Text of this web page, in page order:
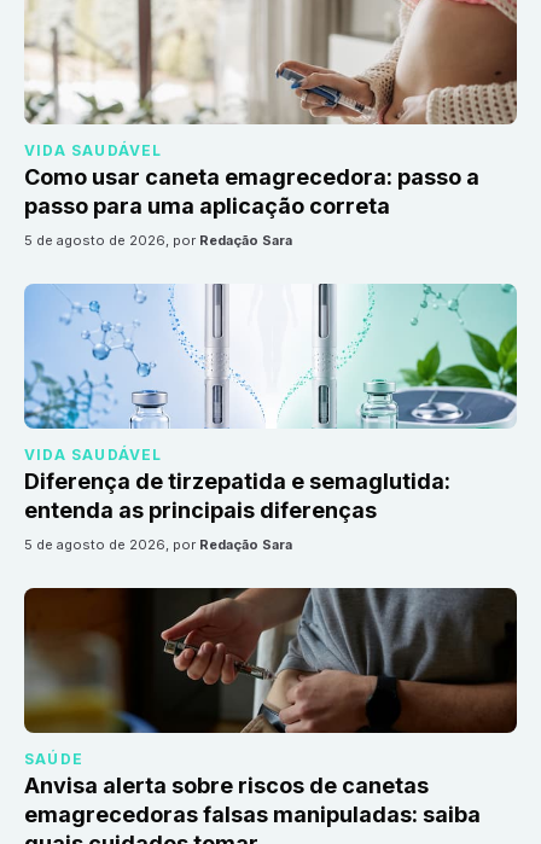
VIDA SAUDÁVEL
Como usar caneta emagrecedora: passo a
passo para uma aplicação correta
5 de agosto de 2026, por Redação Sara
VIDA SAUDÁVEL
Diferença de tirzepatida e semaglutida:
entenda as principais diferenças
5 de agosto de 2026, por Redação Sara
SAÚDE
Anvisa alerta sobre riscos de canetas
emagrecedoras falsas manipuladas: saiba